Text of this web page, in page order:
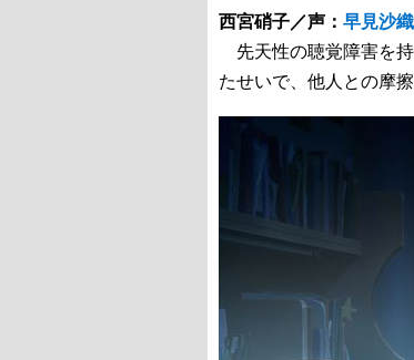
西宮硝子／声： 早見沙織
先天性の聴覚障害を
たせいで、他人との摩